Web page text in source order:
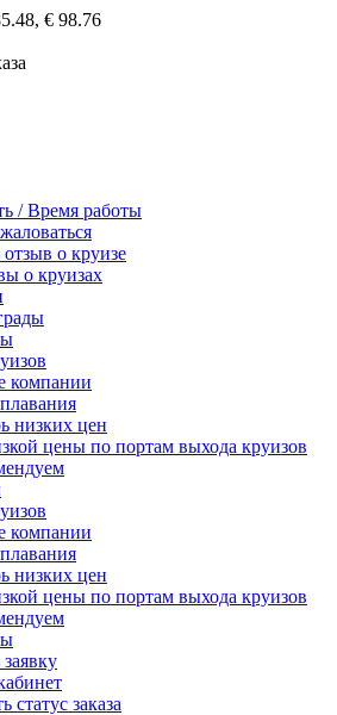
€ 98.76
/ Время работы
о круизе
о круизах
компании
низких цен
цены по портам выхода круизов
компании
низких цен
цены по портам выхода круизов
статус заказа